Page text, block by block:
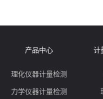
产品中心
理化仪器计量检测
力学仪器计量检测
计